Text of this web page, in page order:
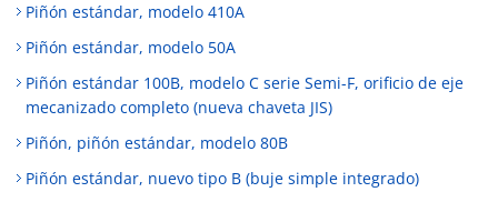
Piñón estándar, modelo 410A
Piñón estándar, modelo 50A
Piñón estándar 100B, modelo C serie Semi-F, orificio de eje
mecanizado completo (nueva chaveta JIS)
Piñón, piñón estándar, modelo 80B
Piñón estándar, nuevo tipo B (buje simple integrado)